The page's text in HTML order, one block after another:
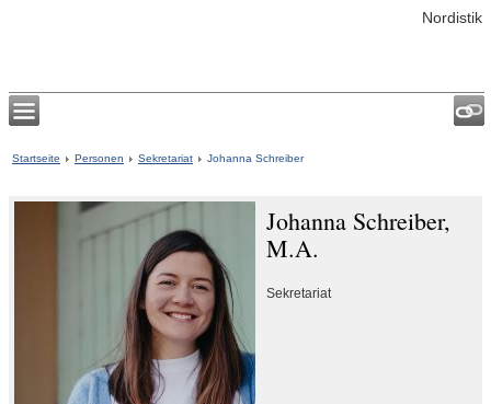
Nordistik
Startseite Personen Sekretariat Johanna Schreiber
Johanna Schreiber,
M.A.
Sekretariat